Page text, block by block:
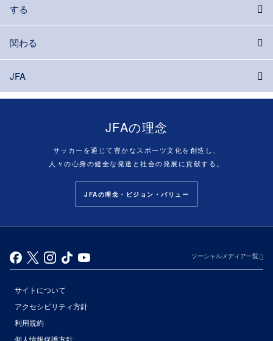
する
関わる
JFA
JFAの理念
サッカーを通じて豊かなスポーツ文化を創造し、
人々の心身の健全な発達と社会の発展に貢献する。
JFAの理念・ビジョン・バリュー
ソーシャルメディア一覧
サイトについて
アクセシビリティ方針
利用規約